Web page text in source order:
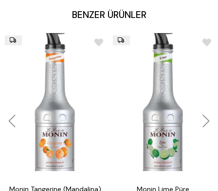
BENZER ÜRÜNLER
Monin Tangerine (Mandalina)
Monin Lime Püre